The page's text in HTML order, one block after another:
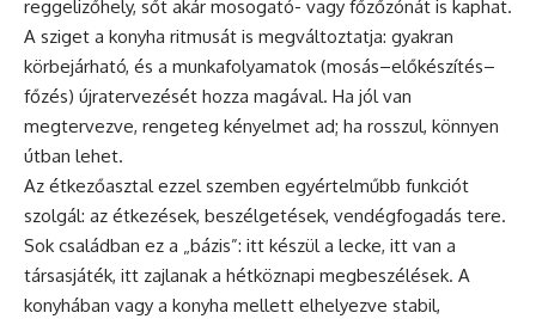
reggelizőhely, sőt akár mosogató- vagy főzőzónát is kaphat.
A sziget a konyha ritmusát is megváltoztatja: gyakran
körbejárható, és a munkafolyamatok (mosás–előkészítés–
főzés) újratervezését hozza magával. Ha jól van
megtervezve, rengeteg kényelmet ad; ha rosszul, könnyen
útban lehet.
Az étkezőasztal ezzel szemben egyértelműbb funkciót
szolgál: az étkezések, beszélgetések, vendégfogadás tere.
Sok családban ez a „bázis”: itt készül a lecke, itt van a
társasjáték, itt zajlanak a hétköznapi megbeszélések. A
konyhában vagy a konyha mellett elhelyezve stabil,